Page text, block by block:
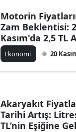
Motorin
Zam Beklentisi:
Kasım'da 2,5 TL
Yok Mu? İstanbul,
Ankara ve
Akaryakıt
Ekonomi 20
Akaryakıt
Tarihi Artış:
TL’nin Eşiğine